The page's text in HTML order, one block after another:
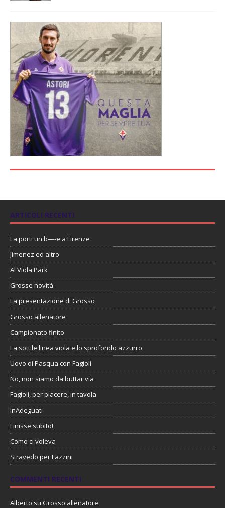
ARTICOLI RECENTI
La porti un b—-e a Firenze
Jimenez ed altro
Al Viola Park
Grosse novità
La presentazione di Grosso
Grosso allenatore
Campionato finito
La sottile linea viola e lo sprofondo azzurro
Uovo di Pasqua con Fagioli
No, non siamo da buttar via
Fagioli, per piacere, in tavola
InAdeguati
Finisse subito!
Como ci voleva
Stravedo per Fazzini
COMMENTI RECENTI
Alberto su Grosso allenatore